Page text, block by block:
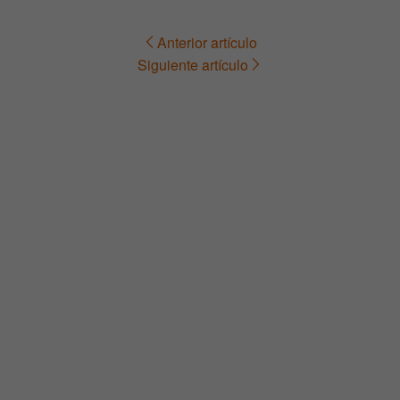
Navegación Anterior artículo
Siguiente artículo